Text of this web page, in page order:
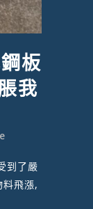
板
我
到了嚴
飛漲,